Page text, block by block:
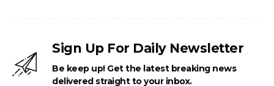
Sign Up For Daily Newsletter
Be keep up! Get the latest breaking news
delivered straight to your inbox.